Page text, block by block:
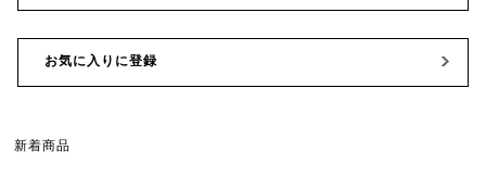
お気に入りに登録
新着商品